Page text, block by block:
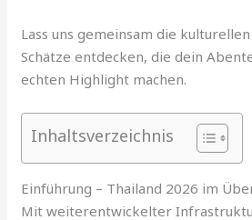
Lass uns gemeinsam die
Schätze entdecken, die dein
echten Highlight machen.
Inhaltsverzeichnis
Einführung – Thailand 2026 im
Mit weiterentwickelter